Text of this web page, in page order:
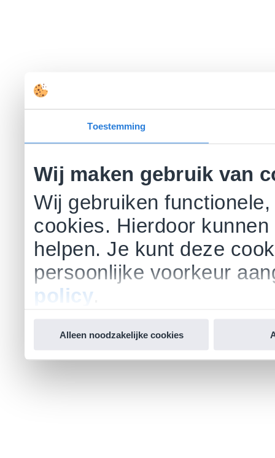
Toestemming
Wij maken gebruik van
Wij gebruiken
cookies. Hierdoor
helpen. Je kunt deze
persoonlijke voorkeur
policy
Alleen noodzakelijke cookies